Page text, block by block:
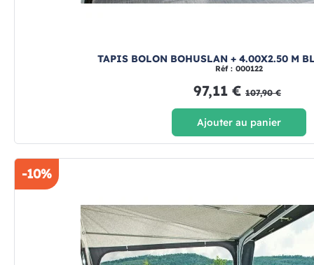
TAPIS BOLON BOHUSLAN + 4.00X2.50 M
Réf : 000122
97,11 € 107,90 €
Ajouter au panier
-10%